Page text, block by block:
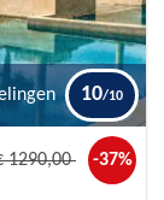
10
1290,00 -37%